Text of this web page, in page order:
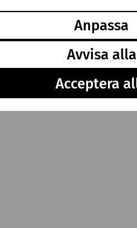
Anpassa
Avvisa alla
Acceptera